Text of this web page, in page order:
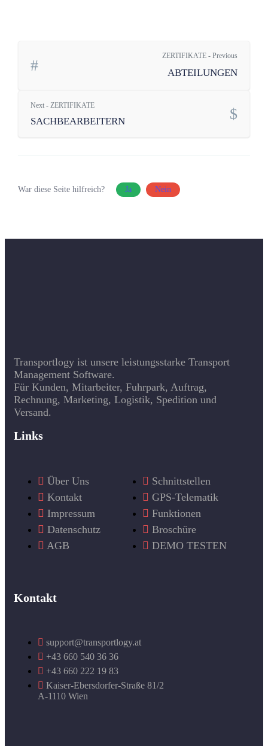
ZERTIFIKATE - Previous
ABTEILUNGEN
Next - ZERTIFIKATE
SACHBEARBEITERN
War diese Seite hilfreich? Ja Nein
Transportlogy ist unsere leistungsstarke Transport
Management Software.
Für Kunden, Mitarbeiter, Fuhrpark, Auftrag,
Rechnung, Marketing, Logistik, Spedition und
Versand.
Links
Über Uns
Kontakt
Impressum
Datenschutz
AGB
Schnittstellen
GPS-Telematik
Funktionen
Broschüre
DEMO TESTEN
Kontakt
support@transportlogy.at
+43 660 540 36 36
+43 660 222 19 83
Kaiser-Ebersdorfer-Straße 81/2
A-1110 Wien